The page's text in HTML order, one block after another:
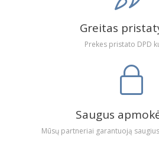
Greitas
Prekes pristato DPD
Saugus
Mūsų partneriai garantuoją